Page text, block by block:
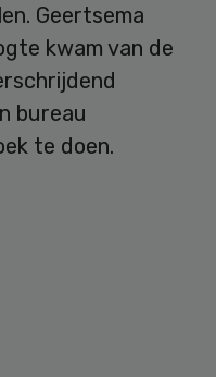
Geertsema
kwam van de
bureau
te doen.